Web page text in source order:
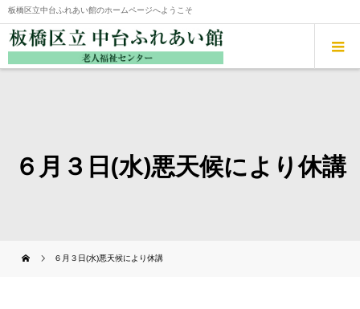
板橋区立中台ふれあい館のホームページへようこそ
６月３日(水)悪天候により休講
６月３日(水)悪天候により休講